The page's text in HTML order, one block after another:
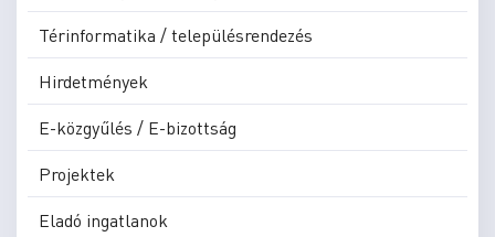
Térinformatika / településrendezés
Hirdetmények
E-közgyűlés / E-bizottság
Projektek
Eladó ingatlanok